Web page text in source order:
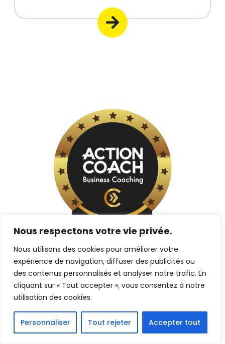
Nous respectons votre vie privée.
Nous utilisons des cookies pour améliorer votre
expérience de navigation, diffuser des publicités ou
des contenus personnalisés et analyser notre trafic. En
cliquant sur « Tout accepter », vous consentez à notre
utilisation des cookies.
Personnaliser Tout rejeter Accepter tout
NOTRE GARANTIE